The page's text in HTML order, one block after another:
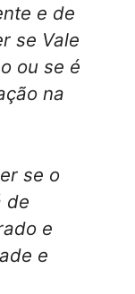
e de
se Vale
ou se é
na
se o
de
e
e